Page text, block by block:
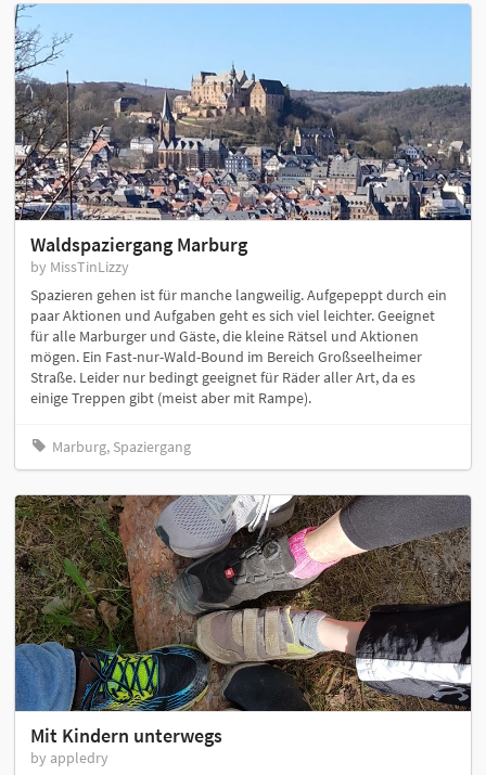
Waldspaziergang Marburg
by MissTinLizzy
Spazieren gehen ist für manche langweilig. Aufgepeppt durch ein
paar Aktionen und Aufgaben geht es sich viel leichter. Geeignet
für alle Marburger und Gäste, die kleine Rätsel und Aktionen
mögen. Ein Fast-nur-Wald-Bound im Bereich Großseelheimer
Straße. Leider nur bedingt geeignet für Räder aller Art, da es
einige Treppen gibt (meist aber mit Rampe).
Marburg, Spaziergang
Mit Kindern unterwegs
by appledry